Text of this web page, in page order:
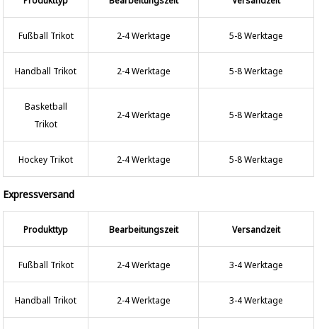
Fußball Trikot 2-4 Werktage 5-8 Werktage
Handball Trikot 2-4 Werktage 5-8 Werktage
Basketball
Trikot
2-4 Werktage 5-8 Werktage
Hockey Trikot 2-4 Werktage 5-8 Werktage
Expressversand
Produkttyp Bearbeitungszeit Versandzeit
Fußball Trikot 2-4 Werktage 3-4 Werktage
Handball Trikot 2-4 Werktage 3-4 Werktage